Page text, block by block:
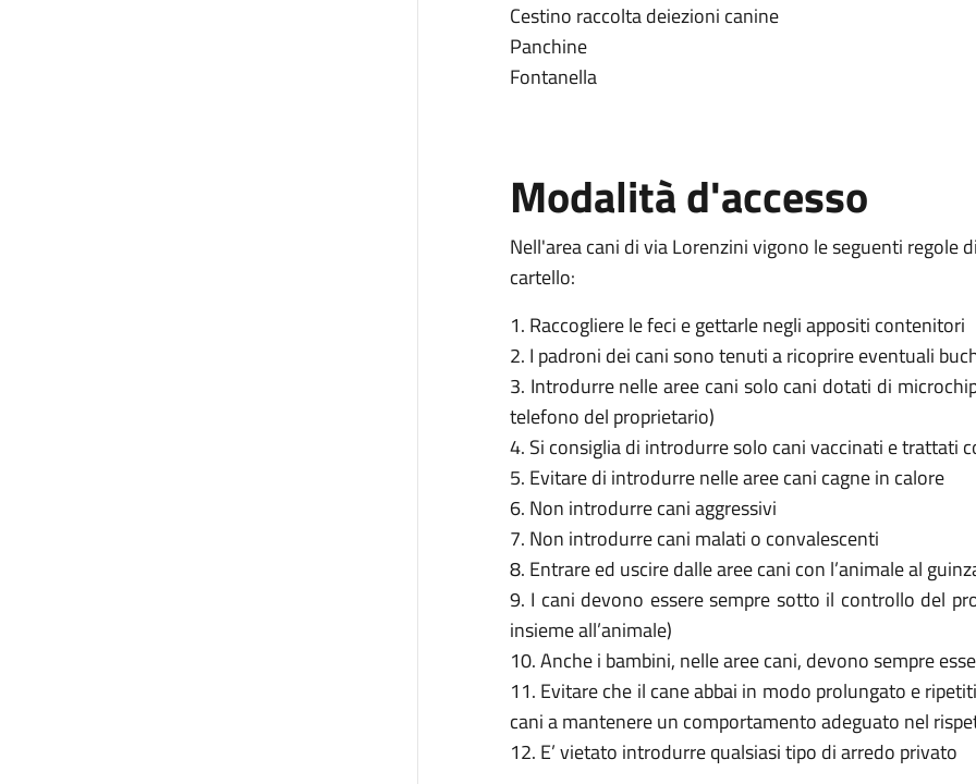
Cestino raccolta deiezioni canine
Panchine
Fontanella
Modalità d'accesso
Nell'area cani di via Lorenzini vigono le seguenti regole
cartello:
1. Raccogliere le feci e gettarle negli appositi contenitori
2. I padroni dei cani sono tenuti a ricoprire eventuali
3. Introdurre nelle aree cani solo cani dotati di
telefono del proprietario)
4. Si consiglia di introdurre solo cani vaccinati e trattati
5. Evitare di introdurre nelle aree cani cagne in calore
6. Non introdurre cani aggressivi
7. Non introdurre cani malati o convalescenti
8. Entrare ed uscire dalle aree cani con l’animale al
9. I cani devono essere sempre sotto il controllo del
insieme all’animale)
10. Anche i bambini, nelle aree cani, devono sempre
11. Evitare che il cane abbai in modo prolungato e
cani a mantenere un comportamento adeguato nel
12. E’ vietato introdurre qualsiasi tipo di arredo privato